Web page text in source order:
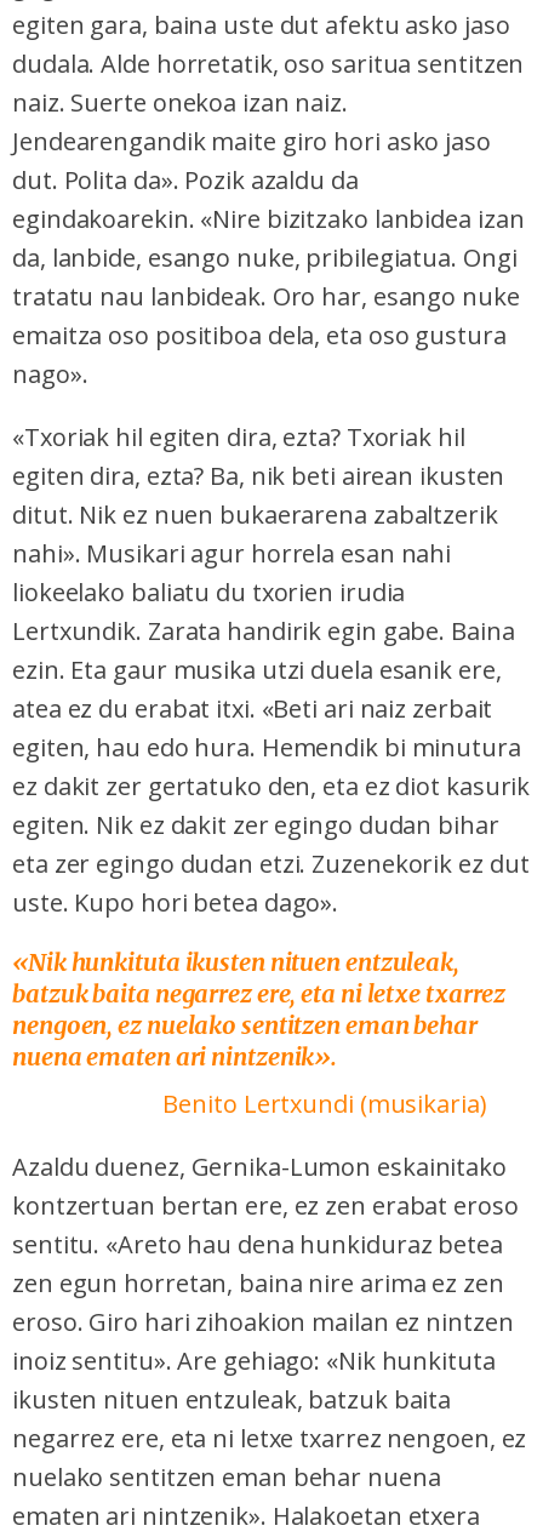
egiten gara, baina uste dut afektu asko jaso
dudala. Alde horretatik, oso saritua sentitzen
naiz. Suerte onekoa izan naiz.
Jendearengandik maite giro hori asko jaso
dut. Polita da». Pozik azaldu da
egindakoarekin. «Nire bizitzako lanbidea izan
da, lanbide, esango nuke, pribilegiatua. Ongi
tratatu nau lanbideak. Oro har, esango nuke
emaitza oso positiboa dela, eta oso gustura
nago».
«Txoriak hil egiten dira, ezta? Txoriak hil
egiten dira, ezta? Ba, nik beti airean ikusten
ditut. Nik ez nuen bukaerarena zabaltzerik
nahi». Musikari agur horrela esan nahi
liokeelako baliatu du txorien irudia
Lertxundik. Zarata handirik egin gabe. Baina
ezin. Eta gaur musika utzi duela esanik ere,
atea ez du erabat itxi. «Beti ari naiz zerbait
egiten, hau edo hura. Hemendik bi minutura
ez dakit zer gertatuko den, eta ez diot kasurik
egiten. Nik ez dakit zer egingo dudan bihar
eta zer egingo dudan etzi. Zuzenekorik ez dut
uste. Kupo hori betea dago».
«Nik hunkituta ikusten nituen entzuleak,
batzuk baita negarrez ere, eta ni letxe txarrez
nengoen, ez nuelako sentitzen eman behar
nuena ematen ari nintzenik».
Benito Lertxundi (musikaria)
Azaldu duenez, Gernika-Lumon eskainitako
kontzertuan bertan ere, ez zen erabat eroso
sentitu. «Areto hau dena hunkiduraz betea
zen egun horretan, baina nire arima ez zen
eroso. Giro hari zihoakion mailan ez nintzen
inoiz sentitu». Are gehiago: «Nik hunkituta
ikusten nituen entzuleak, batzuk baita
negarrez ere, eta ni letxe txarrez nengoen, ez
nuelako sentitzen eman behar nuena
ematen ari nintzenik». Halakoetan etxera